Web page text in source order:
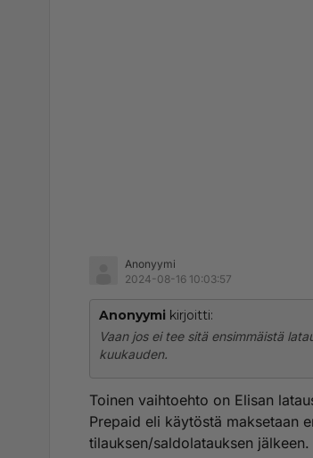
Anonyymi
2024-08-16 10:03:57
Anonyymi kirjoitti:
Vaan jos ei tee sitä ensimmäistä
kuukauden.
Toinen vaihtoehto on Elisan
Prepaid eli käytöstä maksetaan
tilauksen/saldolatauksen jälkeen.